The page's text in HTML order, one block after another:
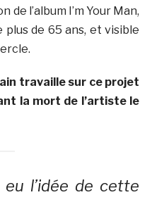
l’album I’m Your Man,
de 65 ans, et visible
travaille sur ce projet
la mort de l’artiste le
eu l’idée de cette